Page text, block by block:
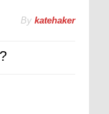
By katehaker